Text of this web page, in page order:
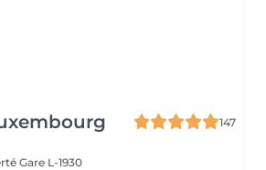
147
Gare L-1930